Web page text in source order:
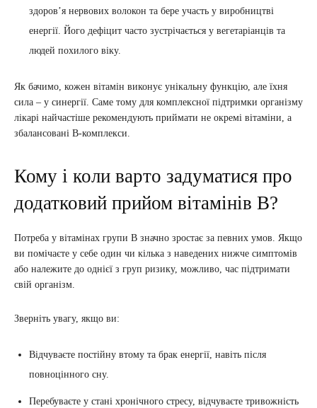
здоров’я нервових волокон та бере участь у виробництві
енергії. Його дефіцит часто зустрічається у вегетаріанців та
людей похилого віку.
Як бачимо, кожен вітамін виконує унікальну функцію, але їхня
сила – у синергії. Саме тому для комплексної підтримки організму
лікарі найчастіше рекомендують приймати не окремі вітаміни, а
збалансовані В-комплекси.
Кому і коли варто задуматися про
додатковий прийом вітамінів В?
Потреба у вітамінах групи В значно зростає за певних умов. Якщо
ви помічаєте у себе один чи кілька з наведених нижче симптомів
або належите до однієї з груп ризику, можливо, час підтримати
свій організм.
Зверніть увагу, якщо ви:
Відчуваєте постійну втому та брак енергії, навіть після
повноцінного сну.
Перебуваєте у стані хронічного стресу, відчуваєте тривожність